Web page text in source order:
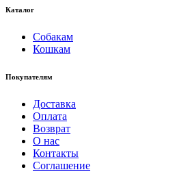
Каталог
Собакам
Кошкам
Покупателям
Доставка
Оплата
Возврат
О нас
Контакты
Соглашение